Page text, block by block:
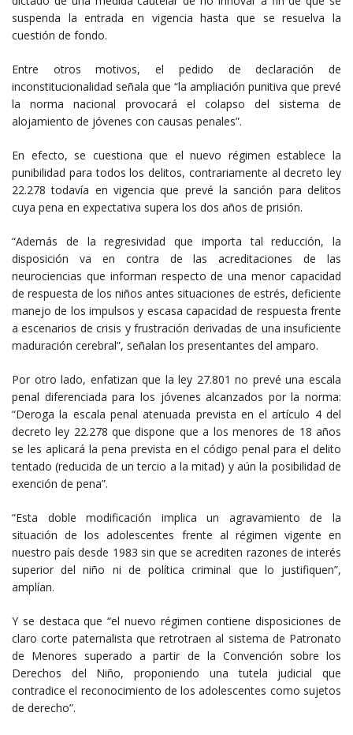
suspenda la entrada en vigencia hasta que se resuelva la
cuestión de fondo.
Entre otros motivos, el pedido de declaración de
inconstitucionalidad señala que “la ampliación punitiva que prevé
la norma nacional provocará el colapso del sistema de
alojamiento de jóvenes con causas penales”.
En efecto, se cuestiona que el nuevo régimen establece la
punibilidad para todos los delitos, contrariamente al decreto ley
22.278 todavía en vigencia que prevé la sanción para delitos
cuya pena en expectativa supera los dos años de prisión.
“Además de la regresividad que importa tal reducción, la
disposición va en contra de las acreditaciones de las
neurociencias que informan respecto de una menor capacidad
de respuesta de los niños antes situaciones de estrés, deficiente
manejo de los impulsos y escasa capacidad de respuesta frente
a escenarios de crisis y frustración derivadas de una insuficiente
maduración cerebral”, señalan los presentantes del amparo.
Por otro lado, enfatizan que la ley 27.801 no prevé una escala
penal diferenciada para los jóvenes alcanzados por la norma:
“Deroga la escala penal atenuada prevista en el artículo 4 del
decreto ley 22.278 que dispone que a los menores de 18 años
se les aplicará la pena prevista en el código penal para el delito
tentado (reducida de un tercio a la mitad) y aún la posibilidad de
exención de pena”.
“Esta doble modificación implica un agravamiento de la
situación de los adolescentes frente al régimen vigente en
nuestro país desde 1983 sin que se acrediten razones de interés
superior del niño ni de política criminal que lo justifiquen”,
amplían.
Y se destaca que “el nuevo régimen contiene disposiciones de
claro corte paternalista que retrotraen al sistema de Patronato
de Menores superado a partir de la Convención sobre los
Derechos del Niño, proponiendo una tutela judicial que
contradice el reconocimiento de los adolescentes como sujetos
de derecho”.